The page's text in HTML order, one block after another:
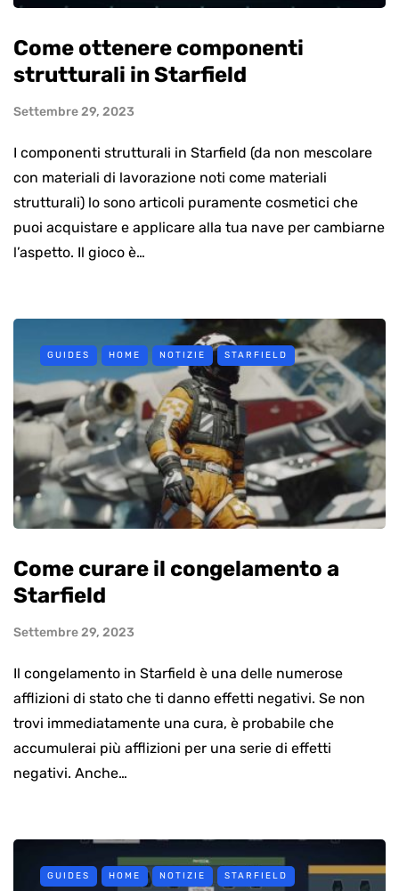
Come ottenere componenti
strutturali in Starfield
Settembre 29, 2023
I componenti strutturali in Starfield (da non mescolare
con materiali di lavorazione noti come materiali
strutturali) lo sono articoli puramente cosmetici che
puoi acquistare e applicare alla tua nave per cambiarne
l’aspetto. Il gioco è…
GUIDES HOME NOTIZIE STARFIELD
Come curare il congelamento a
Starfield
Settembre 29, 2023
Il congelamento in Starfield è una delle numerose
afflizioni di stato che ti danno effetti negativi. Se non
trovi immediatamente una cura, è probabile che
accumulerai più afflizioni per una serie di effetti
negativi. Anche…
GUIDES HOME NOTIZIE STARFIELD